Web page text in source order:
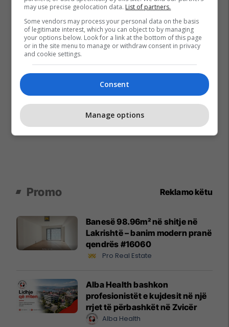
Promo Reklamo këtu
Banesë 98.96m² në shitje në
Lakrishtë – banim modern pranë
qendrës #16060
Pro Real Estate
Alba Health bashkon
profesionistët e kujdesit në një
rrjet të përbashkët në Zvicër
Alba Health
may use precise geolocation data. List of partners.
Some vendors may process your personal data on the basis
of legitimate interest, which you can object to by managing
your options below. Look for a link at the bottom of this page
or in the site menu to manage or withdraw consent in privacy
and cookie settings.
Consent
Manage options